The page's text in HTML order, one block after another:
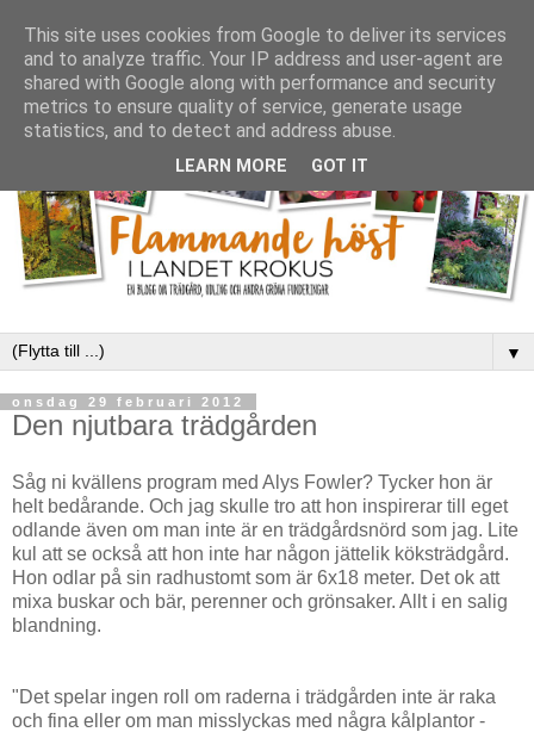
▼
onsdag 29 februari 2012
Den njutbara trädgården
Såg ni kvällens program med Alys Fowler? Tycker hon är
helt bedårande. Och jag skulle tro att hon inspirerar till eget
odlande även om man inte är en trädgårdsnörd som jag. Lite
kul att se också att hon inte har någon jättelik köksträdgård.
Hon odlar på sin radhustomt som är 6x18 meter. Det ok att
mixa buskar och bär, perenner och grönsaker. Allt i en salig
blandning.
"Det spelar ingen roll om raderna i trädgården inte är raka
och fina eller om man misslyckas med några kålplantor -
This site uses cookies from Google to deliver its services
and to analyze traffic. Your IP address and user-agent are
shared with Google along with performance and security
metrics to ensure quality of service, generate usage
statistics, and to detect and address abuse.
LEARN MORE GOT IT